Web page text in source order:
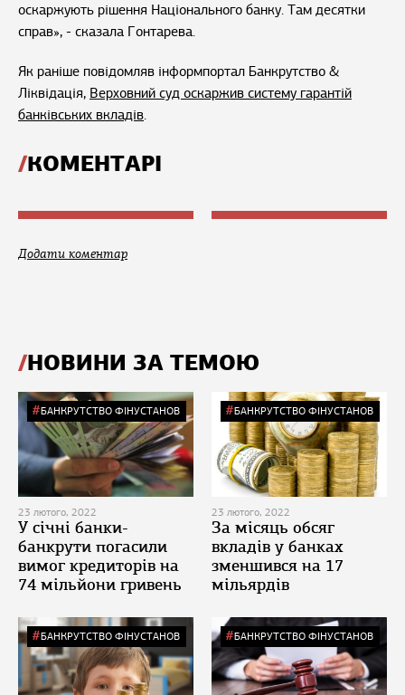
оскаржують рішення Національного банку. Там десятки
справ», - сказала Гонтарева.
Як раніше повідомляв інформпортал Банкрутство &
Ліквідація, Верховний суд оскаржив систему гарантій
банківських вкладів.
КОМЕНТАРІ
Додати коментар
НОВИНИ ЗА ТЕМОЮ
БАНКРУТСТВО ФІНУСТАНОВ
23 лютого, 2022
У січні банки-
банкрути погасили
вимог кредиторів на
74 мільйони гривень
БАНКРУТСТВО ФІНУСТАНОВ
23 лютого, 2022
За місяць обсяг
вкладів у банках
зменшився на 17
мільярдів
БАНКРУТСТВО ФІНУСТАНОВ БАНКРУТСТВО ФІНУСТАНОВ